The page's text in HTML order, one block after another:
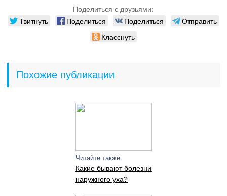
Поделиться с друзьями:
Твитнуть Поделиться Поделиться
Отправить
Класснуть
Похожие публикации
Читайте также:
Какие бывают болезни
наружного уха?